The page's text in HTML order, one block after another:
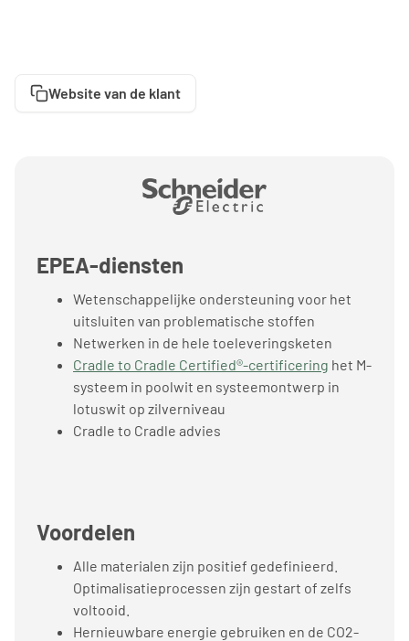
Website van de klant
EPEA-diensten
Wetenschappelijke ondersteuning voor het
uitsluiten van problematische stoffen
Netwerken in de hele toeleveringsketen
Cradle to Cradle Certified®-certificering het M-
systeem in poolwit en systeemontwerp in
lotuswit op zilverniveau
Cradle to Cradle advies
Voordelen
Alle materialen zijn positief gedefinieerd.
Optimalisatieprocessen zijn gestart of zelfs
voltooid.
Hernieuwbare energie gebruiken en de CO2-